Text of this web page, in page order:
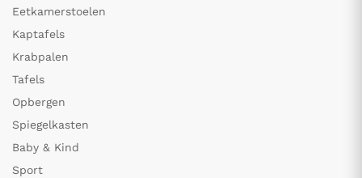
Eetkamerstoelen
Kaptafels
Krabpalen
Tafels
Opbergen
Spiegelkasten
Baby & Kind
Sport